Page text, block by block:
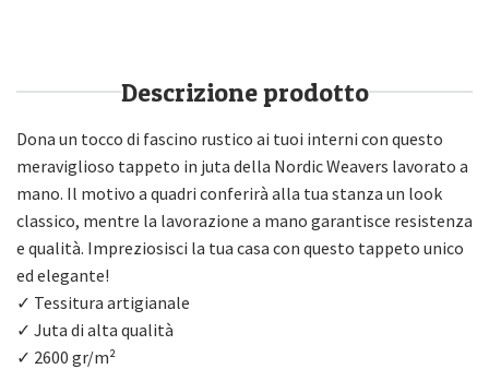
Descrizione prodotto
Dona un tocco di fascino rustico ai tuoi interni con questo
meraviglioso tappeto in juta della Nordic Weavers lavorato a
mano. Il motivo a quadri conferirà alla tua stanza un look
classico, mentre la lavorazione a mano garantisce resistenza
e qualità. Impreziosisci la tua casa con questo tappeto unico
ed elegante!
✓ Tessitura artigianale
✓ Juta di alta qualità
✓ 2600 gr/m²